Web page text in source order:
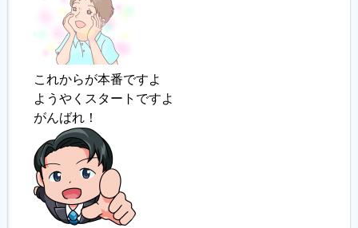
これからが本番ですよ
ようやくスタートですよ
がんばれ！